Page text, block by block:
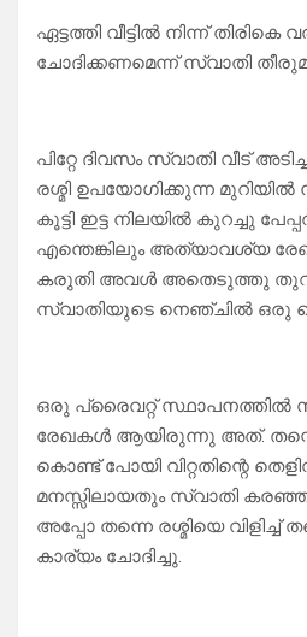
ഏട്ടത്തി വീട്ടിൽ നിന്ന്
ചോദിക്കണമെന്ന് സ്വാതി
പിറ്റേ ദിവസം സ്വാതി വീട്
രശ്മി ഉപയോഗിക്കുന്ന മുറിയിൽ
കൂട്ടി ഇട്ട നിലയിൽ കുറച്ചു
എന്തെങ്കിലും അത്യാവശ്യ
കരുതി അവൾ അതെടുത്തു
സ്വാതിയുടെ നെഞ്ചിൽ ഒരു
ഒരു പ്രൈവറ്റ് സ്ഥാപനത്തിൽ
രേഖകൾ ആയിരുന്നു അത്.
കൊണ്ട് പോയി വിറ്റതിന്റെ
മനസ്സിലായതും സ്വാതി
അപ്പോ തന്നെ രശ്മിയെ വിളിച്ച്
കാര്യം ചോദിച്ചു.